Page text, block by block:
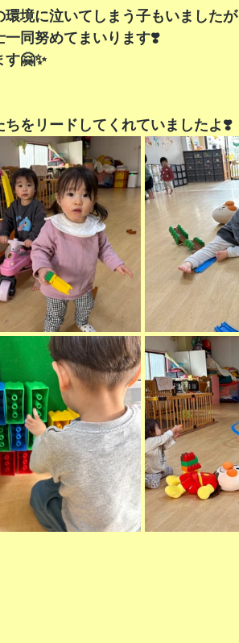
境に泣いてしまう子もいました
一同努めてまいります❣️
す🤗✨
をリードしてくれていましたよ❣️